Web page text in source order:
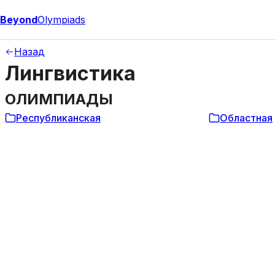
BeyondOlympiads
Назад
Лингвистика
ОЛИМПИАДЫ
Республиканская Областная